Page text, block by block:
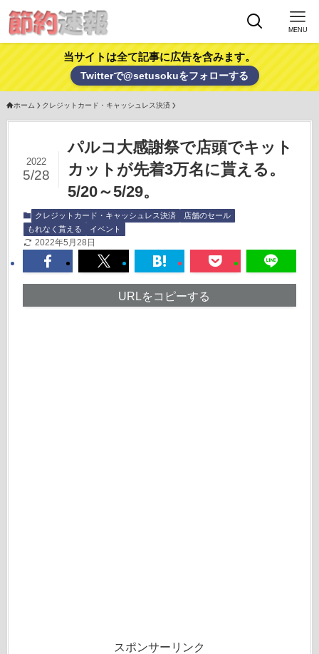
MENU
当サイトは全て記事に広告を含みます。
Twitterで@setusokuをフォローする
ホーム クレジットカード・キャッシュレス決済
パルコ大感謝祭で店頭でキット
カットが先着3万名に貰える。
5/20～5/29。
2022
5/28
クレジットカード・キャッシュレス決済
店舗のセール
もれなく貰える
イベント
2022年5月28日
URLをコピーする
スポンサーリンク